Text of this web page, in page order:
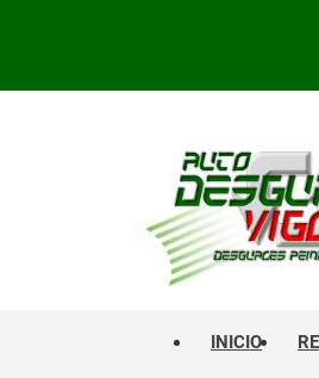
INICIO